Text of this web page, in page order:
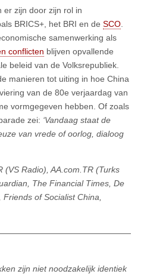
er zijn door zijn rol in
BRICS+, het BRI en de SCO
samenwerking als
conflicten blijven opvallende
beleid van de Volksrepubliek.
manieren tot uiting in hoe China
van de 80e verjaardag van
vormgegeven hebben. Of zoals
zei: ‘Vandaag staat de
van vrede of oorlog, dialoog
(VS Radio), AA.com.TR (Turks
The Financial Times, De
of Socialist China,
zijn niet noodzakelijk identiek